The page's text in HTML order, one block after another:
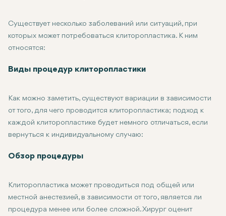
Существует несколько заболеваний или ситуаций, при
которых может потребоваться клиторопластика. К ним
относятся:
Врожденные нарушения: Некоторые люди рождаются с
Клиторопластика может быть частью операции,
Посттравматические/медицинские процедуры: Людям,
Эстетические соображения: Некоторые делают
Виды процедур клиторопластики
Как можно заметить, существуют вариации в зависимости
от того, для чего проводится клиторопластика; подход к
каждой клиторопластике будет немного отличаться, если
вернуться к индивидуальному случаю:
Уменьшение клитора: Обычно проводится при увеличении
Реконструкция клитора: Большинство пациенток, которым
Фаллопластика с клиторопластикой: Некоторые
Комбинированная гименопластика и клиторопластика: В
Обзор процедуры
Клиторопластика может проводиться под общей или
местной анестезией, в зависимости от того, является ли
процедура менее или более сложной. Хирург оценит